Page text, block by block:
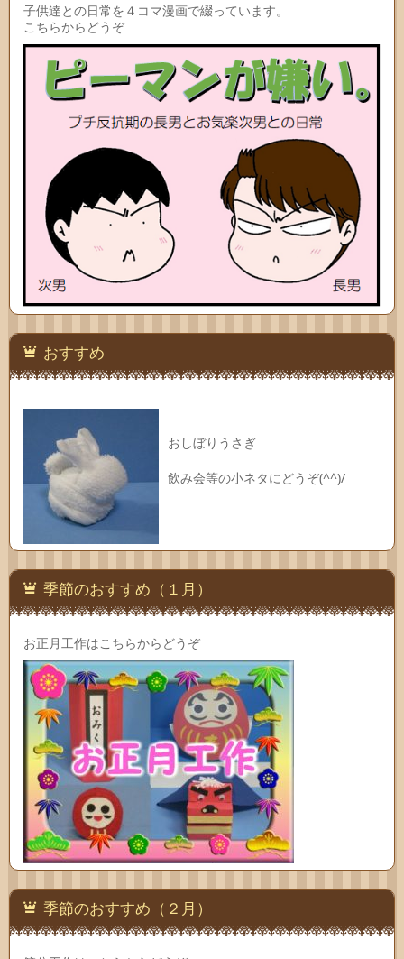
子供達との日常を４コマ漫画で綴っています。
こちらからどうぞ
おすすめ
おしぼりうさぎ
飲み会等の小ネタにどうぞ(^^)/
季節のおすすめ（１月）
お正月工作はこちらからどうぞ
季節のおすすめ（２月）